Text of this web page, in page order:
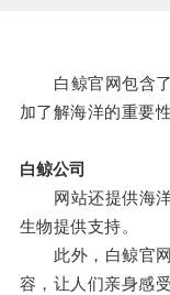
白鲸官网包含了
加了解海洋的重要
白鲸公司
网站还提供海洋
生物提供支持。
此外，白鲸官网
容，让人们亲身感